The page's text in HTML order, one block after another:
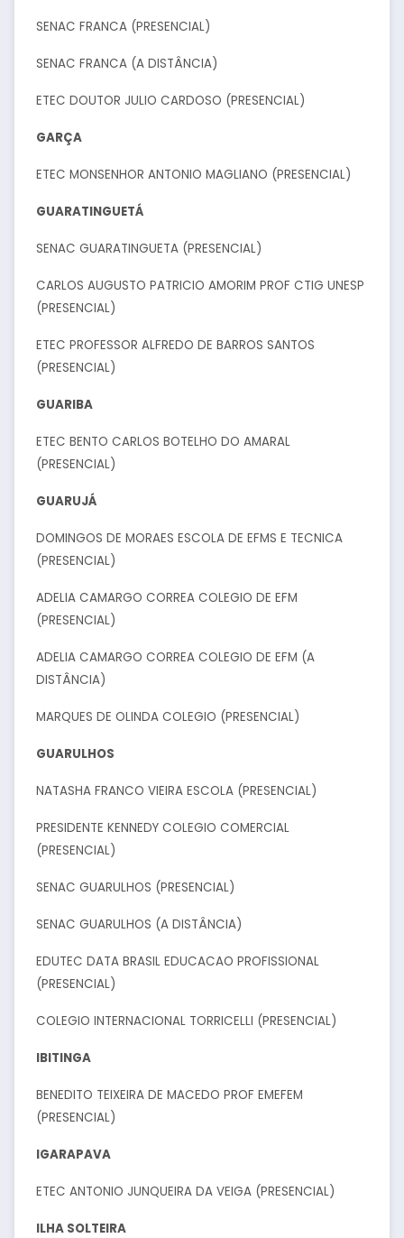
SENAC FRANCA (PRESENCIAL)
SENAC FRANCA (A DISTÂNCIA)
ETEC DOUTOR JULIO CARDOSO (PRESENCIAL)
GARÇA
ETEC MONSENHOR ANTONIO MAGLIANO (PRESENCIAL)
GUARATINGUETÁ
SENAC GUARATINGUETA (PRESENCIAL)
CARLOS AUGUSTO PATRICIO AMORIM PROF CTIG UNESP
(PRESENCIAL)
ETEC PROFESSOR ALFREDO DE BARROS SANTOS
(PRESENCIAL)
GUARIBA
ETEC BENTO CARLOS BOTELHO DO AMARAL
(PRESENCIAL)
GUARUJÁ
DOMINGOS DE MORAES ESCOLA DE EFMS E TECNICA
(PRESENCIAL)
ADELIA CAMARGO CORREA COLEGIO DE EFM
(PRESENCIAL)
ADELIA CAMARGO CORREA COLEGIO DE EFM (A
DISTÂNCIA)
MARQUES DE OLINDA COLEGIO (PRESENCIAL)
GUARULHOS
NATASHA FRANCO VIEIRA ESCOLA (PRESENCIAL)
PRESIDENTE KENNEDY COLEGIO COMERCIAL
(PRESENCIAL)
SENAC GUARULHOS (PRESENCIAL)
SENAC GUARULHOS (A DISTÂNCIA)
EDUTEC DATA BRASIL EDUCACAO PROFISSIONAL
(PRESENCIAL)
COLEGIO INTERNACIONAL TORRICELLI (PRESENCIAL)
IBITINGA
BENEDITO TEIXEIRA DE MACEDO PROF EMEFEM
(PRESENCIAL)
IGARAPAVA
ETEC ANTONIO JUNQUEIRA DA VEIGA (PRESENCIAL)
ILHA SOLTEIRA